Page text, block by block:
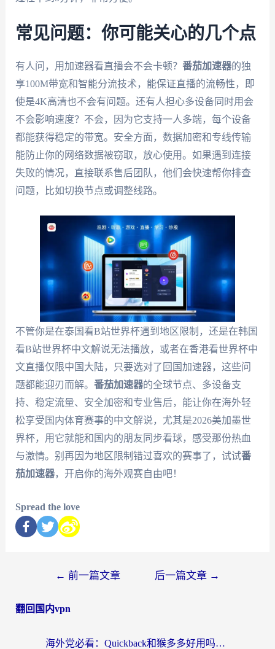
常见问题：你可能关心的几个点
有人问，用加速器看直播会不会卡顿？ 番茄加速器的独
享100M带宽和智能分流技术，能保证直播的流畅性，即
使是4K高清也不会有问题。还有人担心多设备同时用会
不会影响速度？不会，因为它支持一人多端，每个设备
都能获得稳定的带宽。安全方面，数据加密和专线传输
能防止你的网络数据被窃取，放心使用。如果遇到连接
失败的情况，直接联系售后团队，他们会快速帮你排查
问题，比如切换节点或调整线路。
不管你是在泰国看B站世界杯遇到地区限制，还是在韩国
看B站世界杯中文解说无法播放，或者在香港看世界杯中
文直播仅限中国大陆，只要选对了回国加速器，这些问
题都能迎刃而解。 番茄加速器的全球节点、多设备支
持、稳定流量、安全加密和专业售后，能让你在海外轻
松享受国内体育赛事的中文解说，尤其是2026美加墨世
界杯，用它就能和国内的朋友同步看球，感受那份热血
与激情。别再因为地区限制错过喜欢的赛事了，试试番
茄加速器，开启你的海外观赛自由吧！
Spread the love
← 前一篇文章 后一篇文章 →
翻回国内vpn
海外党必看：Quickback和猴多多好用吗？3步选对回国加速器，无缝刷国内剧玩游戏